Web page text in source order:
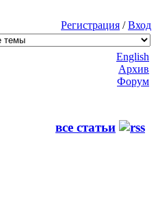
Регистрация /Вход
English
Архив
Форум
все статьи